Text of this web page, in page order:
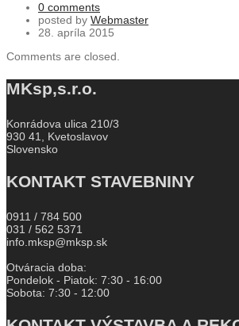
0 comments
posted by Webmaster
28. apríla 2015
Comments are closed.
MKsp,s.r.o.
Konrádova ulica 210/3
930 41, Kvetoslavov
Slovensko
KONTAKT STAVEBNINY
0911 / 784 500
031 / 562 5371
info.mksp@mksp.sk
Otváracia doba:
Pondelok - Piatok: 7:30 - 16:00
Sobota: 7:30 - 12:00